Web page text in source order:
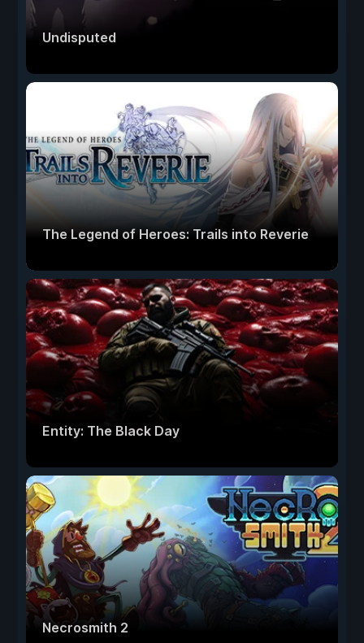
Undisputed
The Legend of Heroes: Trails into Reverie
Entity: The Black Day
Necrosmith 2